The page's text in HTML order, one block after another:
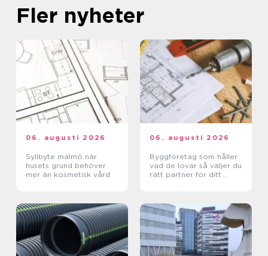
Fler nyheter
06. augusti 2026
Syllbyte malmö när
husets grund behöver
mer än kosmetisk vård
06. augusti 2026
Byggföretag som håller
vad de lovar så väljer du
rätt partner för ditt